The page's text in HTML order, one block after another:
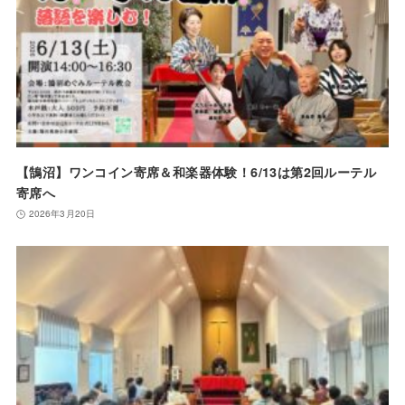
【鵠沼】ワンコイン寄席＆和楽器体験！6/13は第2回ルーテル
寄席へ
2026年3月20日